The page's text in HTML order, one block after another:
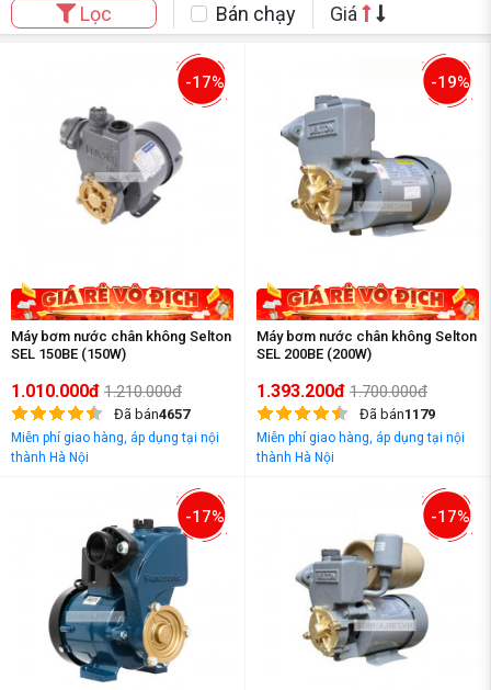
Lọc Bán chạy Giá
-17%
Máy bơm nước chân không Selton
SEL 150BE (150W)
1.010.000đ 1.210.000đ
Đã bán4657
Miễn phí giao hàng, áp dụng tại nội
thành Hà Nội
-19%
Máy bơm nước chân không Selton
SEL 200BE (200W)
1.393.200đ 1.700.000đ
Đã bán1179
Miễn phí giao hàng, áp dụng tại nội
thành Hà Nội
-17% -17%